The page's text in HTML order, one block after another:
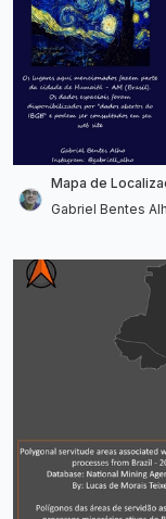
Mapa de
Gabriel Bentes